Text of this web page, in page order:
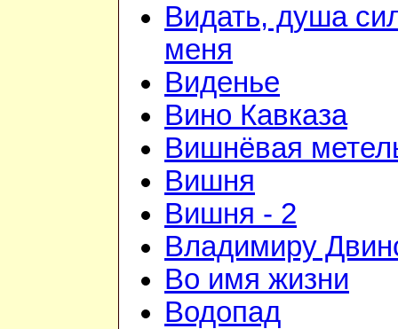
Видать, душа
меня
Виденье
Вино Кавказа
Вишнёвая
Вишня
Вишня - 2
Владимиру
Во имя жизни
Водопад